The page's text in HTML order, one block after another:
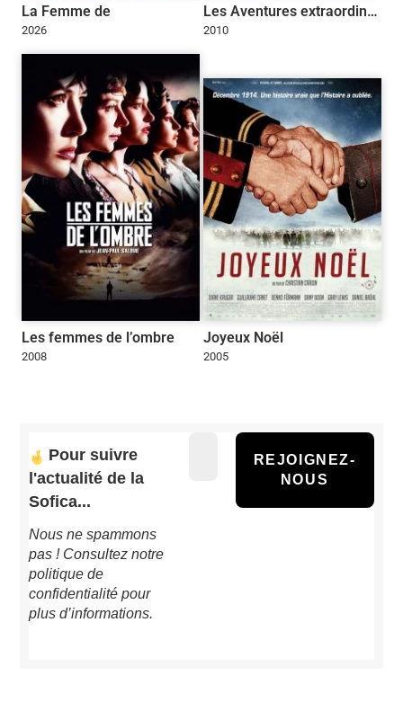
La Femme de
2026
Les Aventures extraordinaires d’Adèle Blanc-Sec
2010
Les femmes de l’ombre
2008
Joyeux Noël
2005
Pour suivre
l'actualité de la
Sofica...
Nous ne spammons
pas ! Consultez notre
politique de
confidentialité pour
plus d’informations.